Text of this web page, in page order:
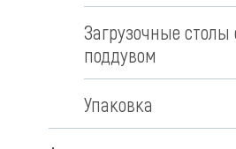
Загрузочные
поддувом
Упаковка